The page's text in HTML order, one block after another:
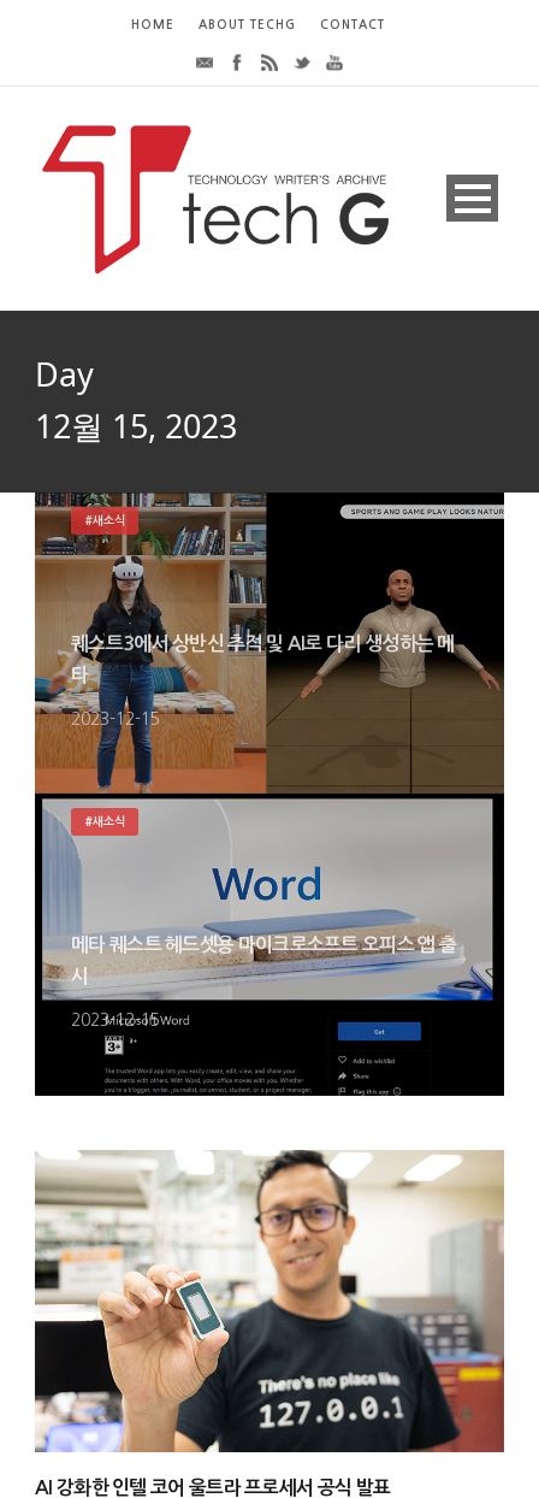
HOME ABOUT TECHG CONTACT
Day
12월 15, 2023
퀘스트3에서 상반신 추적 및 AI로 다리 생성하는 메
타
2023-12-15
#새소식
메타 퀘스트 헤드셋용 마이크로소프트 오피스 앱 출
시
2023-12-15
#새소식
AI 강화한 인텔 코어 울트라 프로세서 공식 발표